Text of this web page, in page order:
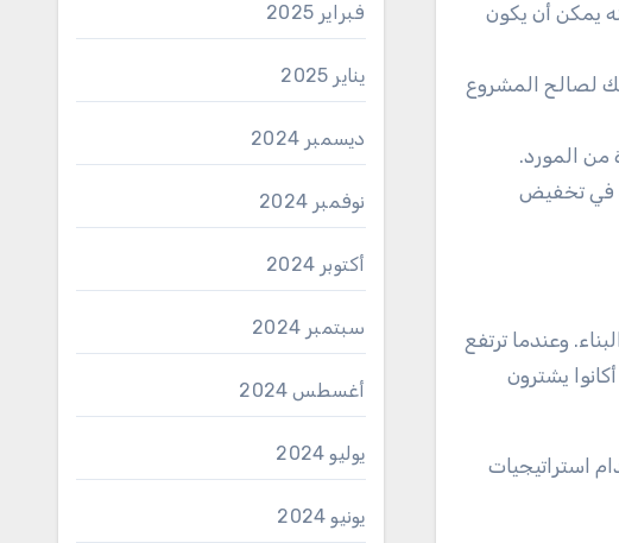
يمكن أن يكون
لصالح المشروع
المورد.
في تخفيض
وعندما ترتفع
يشترون
استراتيجيات
فبراير 2025
يناير 2025
ديسمبر 2024
نوفمبر 2024
أكتوبر 2024
سبتمبر 2024
أغسطس 2024
يوليو 2024
يونيو 2024